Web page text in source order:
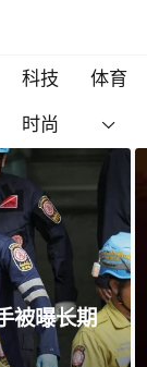
科技
体育
时尚
被曝长期